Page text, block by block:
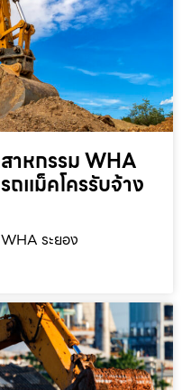
าหกรรม WHA
ถแม็คโครรับจ้าง
ระยอง